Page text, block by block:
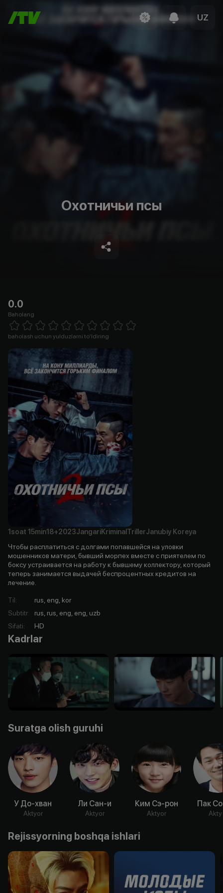
UZ
Охотничьи псы
0.0
Baholang
1 Star 2 Stars 3 Stars 4 Stars5 Stars 6 Stars7 Stars8 Stars
baholash uchun yulduzlarni to'ldiring
1soat 15min18+2023JangariKriminal TrillerJanubiy Koreya
Чтобы расплатиться с долгами попавшейся на уловки
мошенников матери, бывший морпех вместе с приятелем по
боксу устраивается на работу к бывшему коллектору, который
теперь занимается выдачей беспроцентных кредитов на
лечение.
Til:
rus, eng, kor
Subtitr:
rus, rus, eng, eng, uzb
Sifati: HD
Kadrlar
Suratga olish guruhi
У До-хван
Aktyor
Ли Сан-и
Aktyor
Ким Сэ-рон
Aktyor
Пак
Rejissyorning boshqa ishlari